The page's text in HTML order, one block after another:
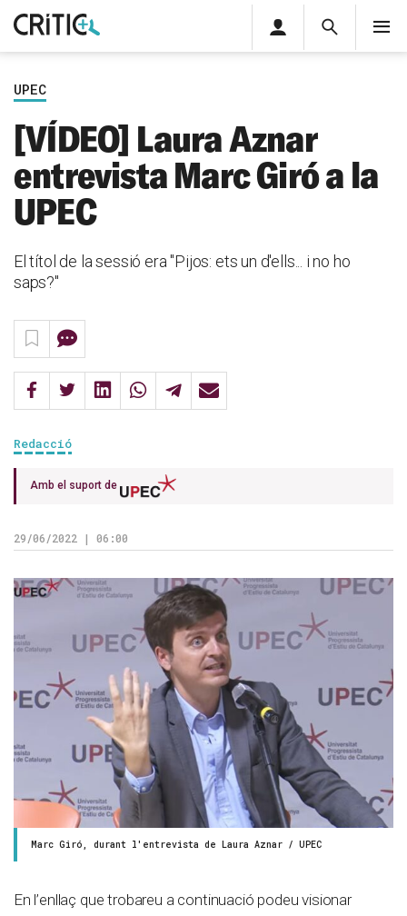
Cerca
privada
Inicia sessió
UPEC
[VÍDEO] Laura Aznar
entrevista Marc Giró a la
UPEC
El títol de la sessió era "Pijos: ets un d'ells... i no ho
saps?"
Redacció
Amb el suport de
29/06/2022 | 06:00
Marc Giró, durant l'entrevista de Laura Aznar / UPEC
En l’enllaç que trobareu a continuació podeu visionar